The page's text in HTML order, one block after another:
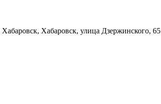
Хабаровск, улица Дзержинского, 65